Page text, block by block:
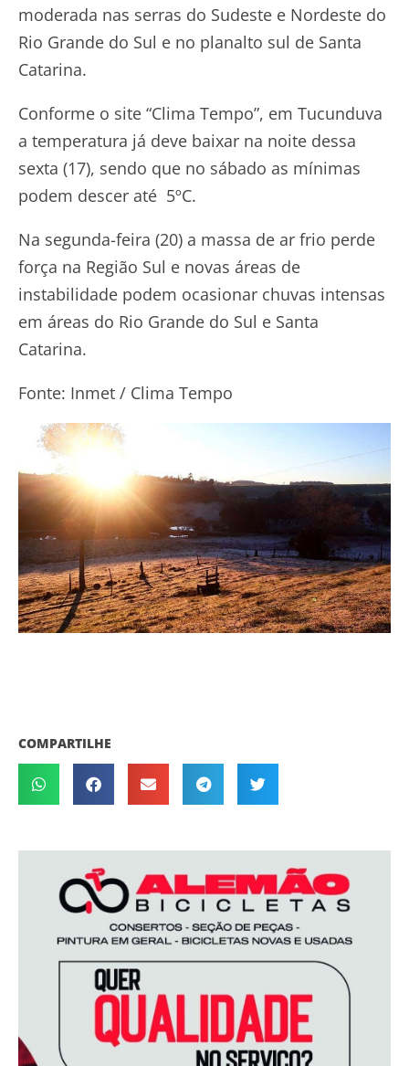
moderada nas serras do Sudeste e Nordeste do
Rio Grande do Sul e no planalto sul de Santa
Catarina.
Conforme o site “Clima Tempo”, em Tucunduva
a temperatura já deve baixar na noite dessa
sexta (17), sendo que no sábado as mínimas
podem descer até 5ºC.
Na segunda-feira (20) a massa de ar frio perde
força na Região Sul e novas áreas de
instabilidade podem ocasionar chuvas intensas
em áreas do Rio Grande do Sul e Santa
Catarina.
Fonte: Inmet / Clima Tempo
COMPARTILHE